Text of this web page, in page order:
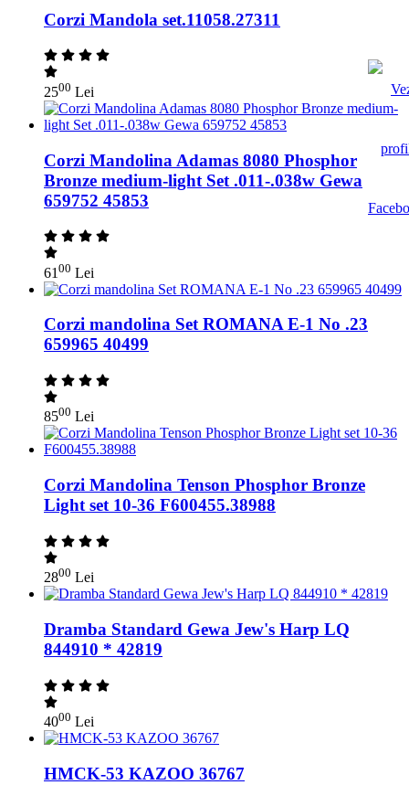
Corzi Mandola set.11058.27311
2500 Lei
Corzi Mandolina Adamas 8080 Phosphor
Bronze medium-light Set .011-.038w Gewa
659752 45853
61 00 Lei
Corzi mandolina Set ROMANA E-1 No .23
659965 40499
8500 Lei
Corzi Mandolina Tenson Phosphor Bronze
Light set 10-36 F600455.38988
2800 Lei
Dramba Standard Gewa Jew's Harp LQ
844910 * 42819
4000 Lei
HMCK-53 KAZOO 36767